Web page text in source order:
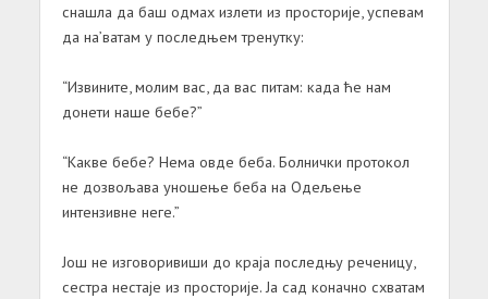
снашла да баш одмах излети из просторије, успевам
да на’ватам у последњем тренутку:
“Извините, молим вас, да вас питам: када ће нам
донети наше бебе?”
“Какве бебе? Нема овде беба. Болнички протокол
не дозвољава уношење беба на Одељење
интензивне неге.”
Још не изговоривиши до краја последњу реченицу,
сестра нестаје из просторије. Ја сад коначно схватам